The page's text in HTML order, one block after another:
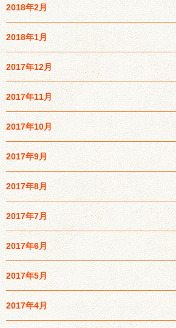
2018年2月
2018年1月
2017年12月
2017年11月
2017年10月
2017年9月
2017年8月
2017年7月
2017年6月
2017年5月
2017年4月